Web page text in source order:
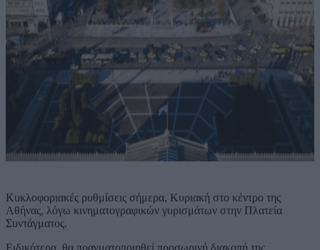
Κυκλοφοριακές ρυθμίσεις σήμερα, Κυριακή στο κέντρο της
Αθήνας, λόγω κινηματογραφικών γυρισμάτων στην Πλατεία
Συντάγματος.
Ειδικότερα, θα πραγματοποιηθεί προσωρινή διακοπή της